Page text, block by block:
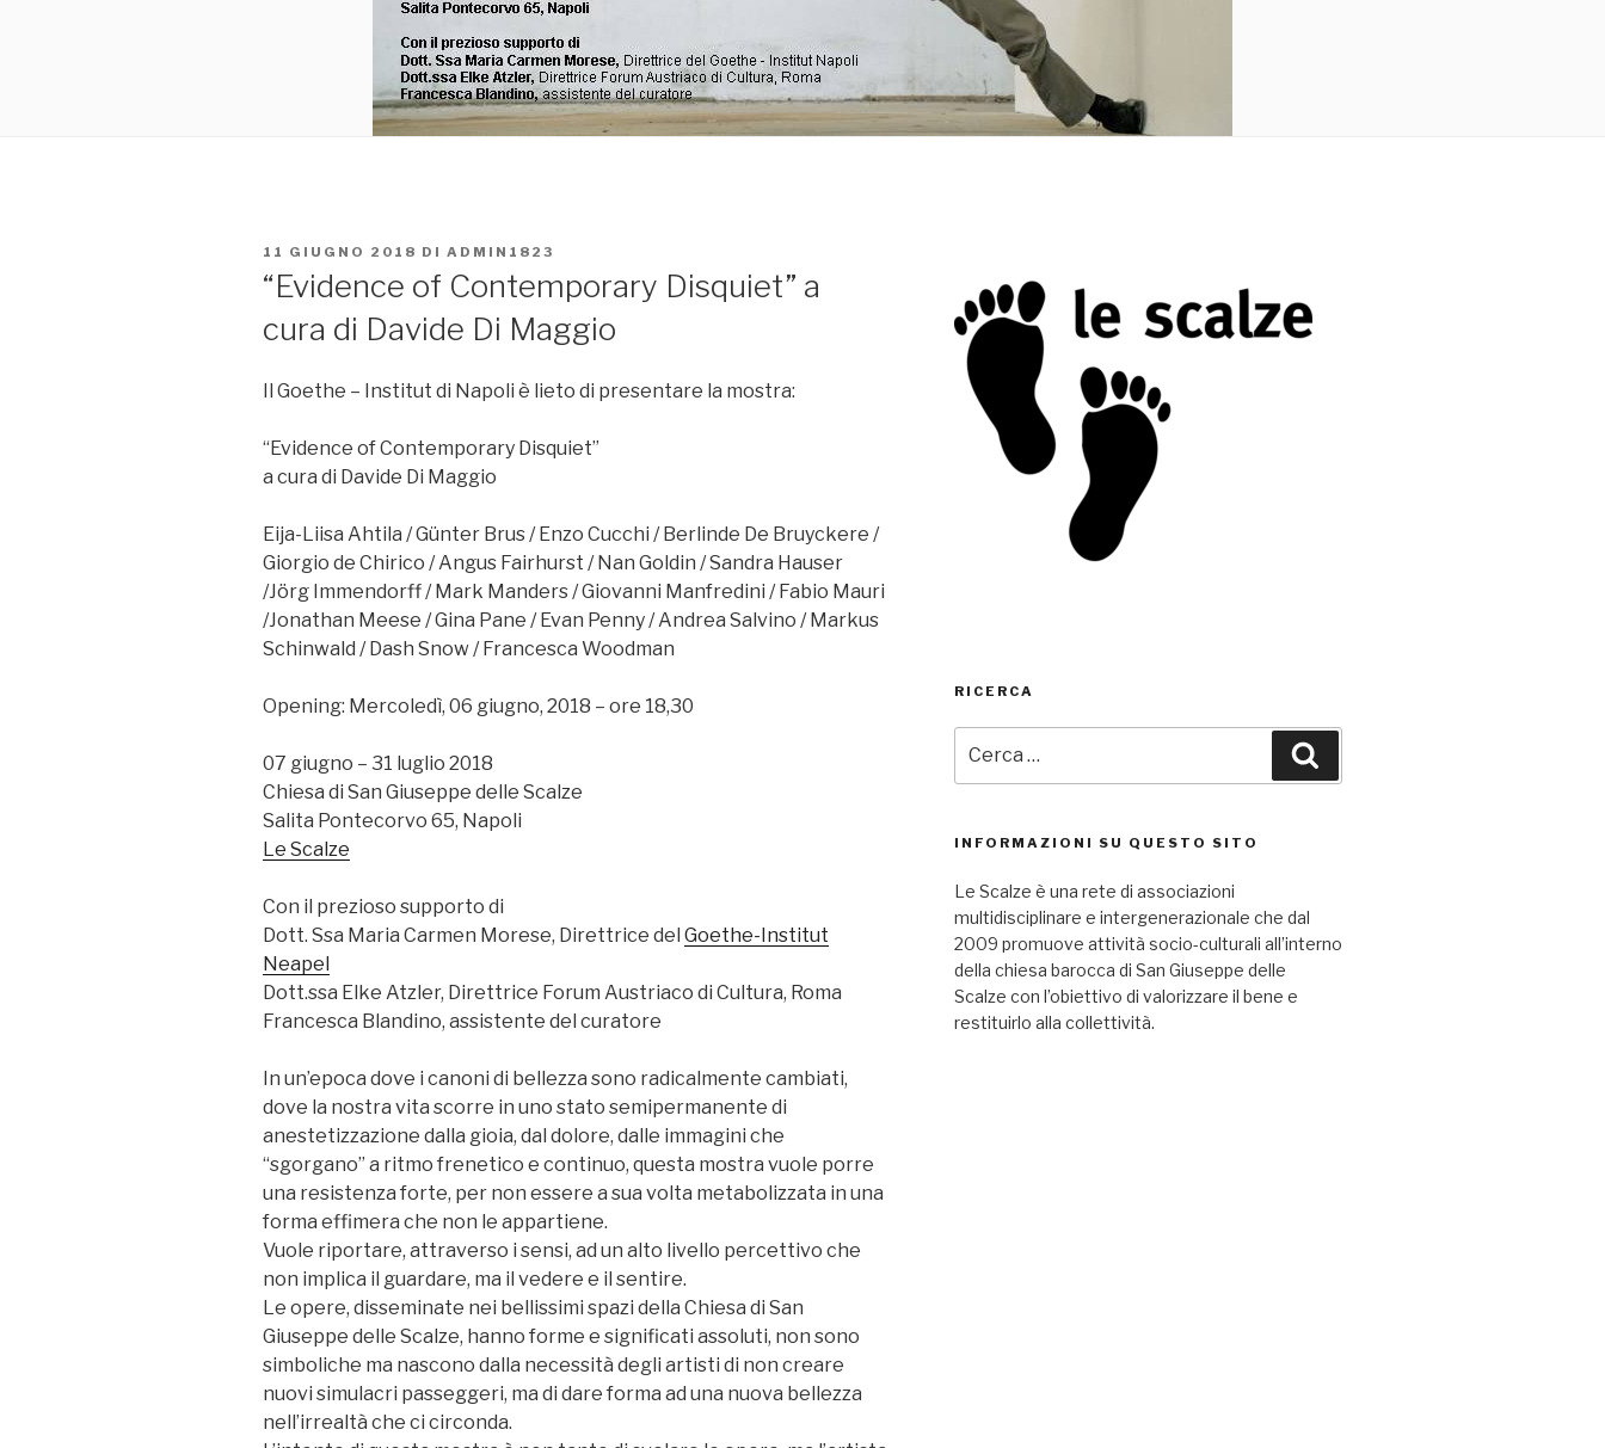
PUBBLICATO
IL
11 GIUGNO 2018 DI ADMIN1823
“Evidence of Contemporary Disquiet” a
cura di Davide Di Maggio
Il Goethe – Institut di Napoli è lieto di presentare la mostra:
“Evidence of Contemporary Disquiet”
a cura di Davide Di Maggio
Eija-Liisa Ahtila / Günter Brus / Enzo Cucchi / Berlinde De Bruyckere /
Giorgio de Chirico / Angus Fairhurst / Nan Goldin / Sandra Hauser
/Jörg Immendorff / Mark Manders / Giovanni Manfredini / Fabio Mauri
/Jonathan Meese / Gina Pane / Evan Penny / Andrea Salvino / Markus
Schinwald / Dash Snow / Francesca Woodman
Opening: Mercoledì, 06 giugno, 2018 – ore 18,30
07 giugno – 31 luglio 2018
Chiesa di San Giuseppe delle Scalze
Salita Pontecorvo 65, Napoli
Le Scalze
Con il prezioso supporto di
Dott. Ssa Maria Carmen Morese, Direttrice del Goethe-Institut
Neapel
Dott.ssa Elke Atzler, Direttrice Forum Austriaco di Cultura, Roma
Francesca Blandino, assistente del curatore
In un’epoca dove i canoni di bellezza sono radicalmente cambiati,
dove la nostra vita scorre in uno stato semipermanente di
anestetizzazione dalla gioia, dal dolore, dalle immagini che
“sgorgano” a ritmo frenetico e continuo, questa mostra vuole porre
una resistenza forte, per non essere a sua volta metabolizzata in una
forma effimera che non le appartiene.
Vuole riportare, attraverso i sensi, ad un alto livello percettivo che
non implica il guardare, ma il vedere e il sentire.
Le opere, disseminate nei bellissimi spazi della Chiesa di San
Giuseppe delle Scalze, hanno forme e significati assoluti, non sono
simboliche ma nascono dalla necessità degli artisti di non creare
nuovi simulacri passeggeri, ma di dare forma ad una nuova bellezza
nell’irrealtà che ci circonda.
RICERCA
INFORMAZIONI SU QUESTO SITO
Le Scalze è una rete di associazioni
multidisciplinare e intergenerazionale che dal
2009 promuove attività socio-culturali all’interno
della chiesa barocca di San Giuseppe delle
Scalze con l’obiettivo di valorizzare il bene e
restituirlo alla collettività.